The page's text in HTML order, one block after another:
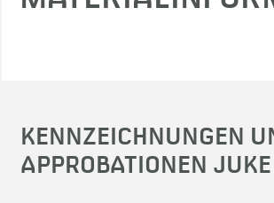
KENNZEICHNUNGEN
APPROBATIONEN JUKE